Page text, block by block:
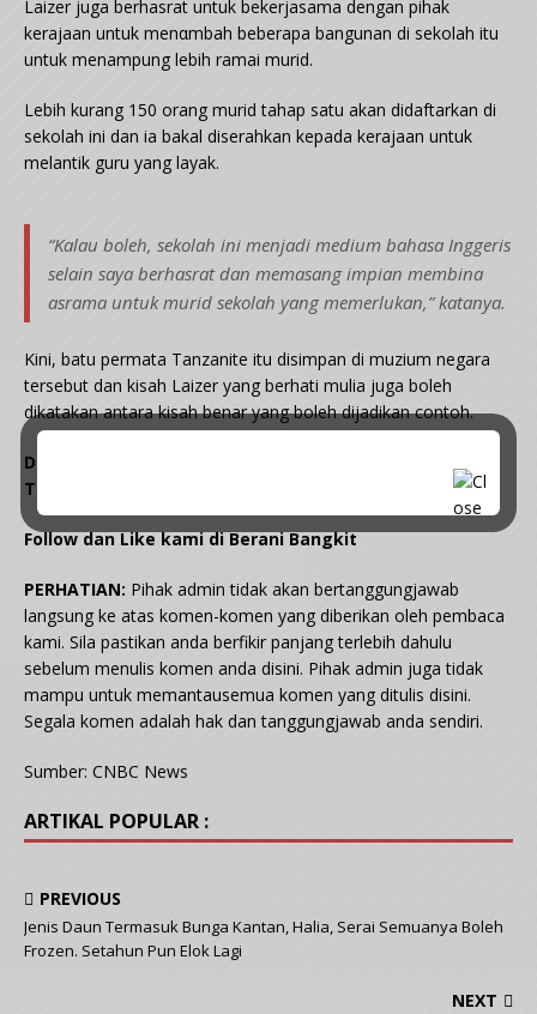
Laizer juga berhasrat untuk bekerjasama dengan pihak
kerajaan untuk menαmbah beberapa bangunan di sekolah itu
untuk menampung lebih ramai murid.
Lebih kurang 150 orang murid tahap satu akan didaftarkan di
sekolah ini dan ia bakal diserahkan kepada kerajaan untuk
melantik guru yang layak.
“Kalau boleh, sekolah ini menjadi medium bahasa Inggeris
selain saya berhasrat dan memasang impian membina
asrama untuk murid sekolah yang memerlukan,” katanya.
Kini, batu permata Tanzanite itu disimpan di muzium negara
tersebut dan kisah Laizer yang berhati mulia juga boleh
dikatakan antara kisah benar yang boleh dijadikan contoh.
Dah Baca, Jangan Lupa Like, Komen Dan Share Ya.
Terima Kasih
Follow dan Like kami di Berani Bangkit
PERHATIAN: Pihak admin tidak akan bertanggungjawab
langsung ke atas komen-komen yang diberikan oleh pembaca
kami. Sila pastikan anda berfikir panjang terlebih dahulu
sebelum menulis komen anda disini. Pihak admin juga tidak
mampu untuk memantausemua komen yang ditulis disini.
Segala komen adalah hak dan tanggungjawab anda sendiri.
Sumber: CNBC News
ARTIKAL POPULAR :
PREVIOUS
Jenis Daun Termasuk Bunga Kantan, Halia, Serai Semuanya Boleh
Frozen. Setahun Pun Elok Lagi
NEXT